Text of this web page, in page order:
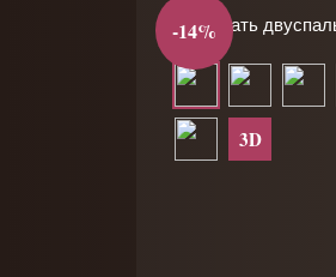
-14%
3D